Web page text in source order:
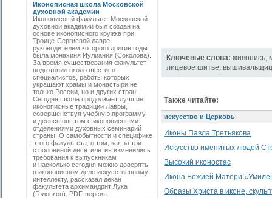
Иконописная школа Московской
духовной академии
Иконописный факультет Московской
духовной академии был создан на
основе иконописного кружка при
Троице-Сергиевой лавре,
руководителем которого долгие годы
была монахиня Иулиания (Соколова).
За время существования факультет
подготовил около шестисот
специалистов, работы которых
украшают храмы и монастыри не
только России, но и других стран.
Сегодня школа продолжает лучшие
иконописные традиции Лавры,
совершенствуя учебную программу
и делясь опытом с иконописными
отделениями духовных семинарий
страны. О самобытности и специфике
этого факультета, о том, как за три
с половиной десятилетия изменились
требования к выпускникам
и насколько сегодня можно доверять
в иконописном деле искусственному
интеллекту, рассказал декан
факультета архимандрит Лука
(Головков). PDF-версия.
Ключевые слова: живопись,
лицевое шитье,
Также читайте:
искусство и Церковь
Иконы Павла Третьякова
Искусство именитых людей
Высокий иконостас
Икона Божией Матери
Образы Христа в иконе,